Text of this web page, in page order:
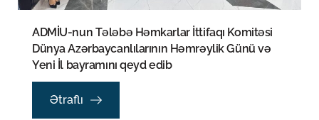
ADMİU-nun Tələbə Həmkarlar İttifaqı Komitəsi
Dünya Azərbaycanlılarının Həmrəylik Günü və
Yeni İl bayramını qeyd edib
Ətraflı